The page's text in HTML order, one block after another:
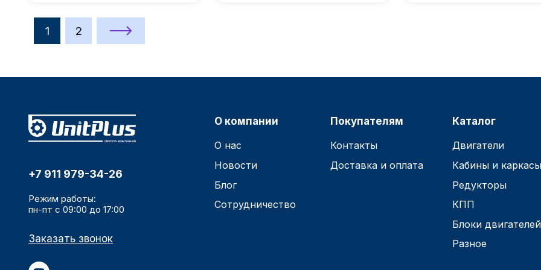
1 2
+7 911 979-34-26
Режим работы:
пн-пт с 09:00 до 17:00
Заказать звонок
О компании
О нас
Новости
Блог
Сотрудничество
Покупателям
Контакты
Доставка и оплата
Каталог
Двигатели
Кабины и
Редукторы
КПП
Блоки двигателей
Разное